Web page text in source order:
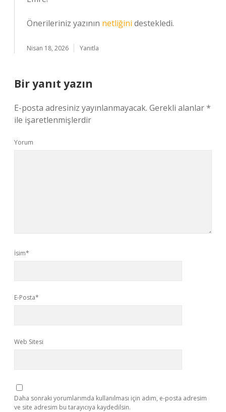
Önerileriniz yazının netliğini destekledi.
Nisan 18, 2026 Yanıtla
Bir yanıt yazın
E-posta adresiniz yayınlanmayacak. Gerekli alanlar*
ile işaretlenmişlerdir
Yorum
İsim*
E-Posta*
Web Sitesi
Daha sonraki yorumlarımda kullanılması için adım, e-posta adresim
ve site adresim bu tarayıcıya kaydedilsin.